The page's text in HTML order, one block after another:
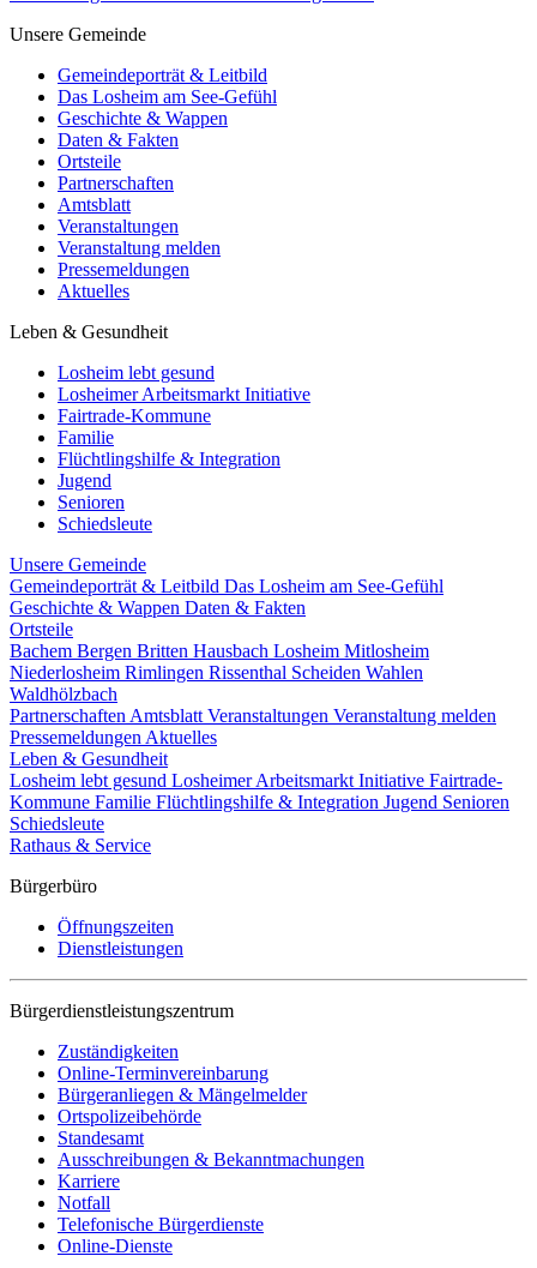
Unsere Gemeinde
Gemeindeporträt & Leitbild
Das Losheim am See-Gefühl
Geschichte & Wappen
Daten & Fakten
Ortsteile
Partnerschaften
Amtsblatt
Veranstaltungen
Veranstaltung melden
Pressemeldungen
Aktuelles
Leben & Gesundheit
Losheim lebt gesund
Losheimer Arbeitsmarkt Initiative
Fairtrade-Kommune
Familie
Flüchtlingshilfe & Integration
Jugend
Senioren
Schiedsleute
Unsere Gemeinde
Gemeindeporträt & Leitbild Das Losheim am See-Gefühl
Geschichte & Wappen Daten & Fakten
Ortsteile
Bachem Bergen Britten Hausbach Losheim Mitlosheim
Niederlosheim Rimlingen Rissenthal Scheiden Wahlen
Waldhölzbach
Partnerschaften Amtsblatt Veranstaltungen Veranstaltung melden
Pressemeldungen Aktuelles
Leben & Gesundheit
Losheim lebt gesund Losheimer Arbeitsmarkt Initiative Fairtrade-
Kommune Familie Flüchtlingshilfe & Integration Jugend Senioren
Schiedsleute
Rathaus & Service
Bürgerbüro
Öffnungszeiten
Dienstleistungen
Bürgerdienstleistungszentrum
Zuständigkeiten
Online-Terminvereinbarung
Bürgeranliegen & Mängelmelder
Ortspolizeibehörde
Standesamt
Ausschreibungen & Bekanntmachungen
Karriere
Notfall
Telefonische Bürgerdienste
Online-Dienste